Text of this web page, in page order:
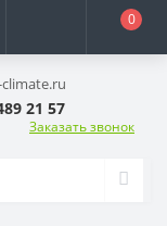
0
21 57
Заказать звонок